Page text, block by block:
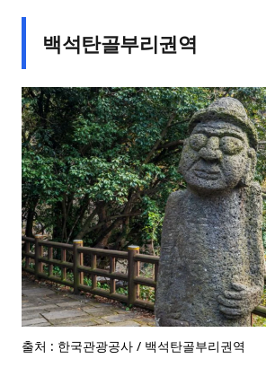
백석탄골부리권역
출처 : 한국관광공사 / 백석탄골부리권역